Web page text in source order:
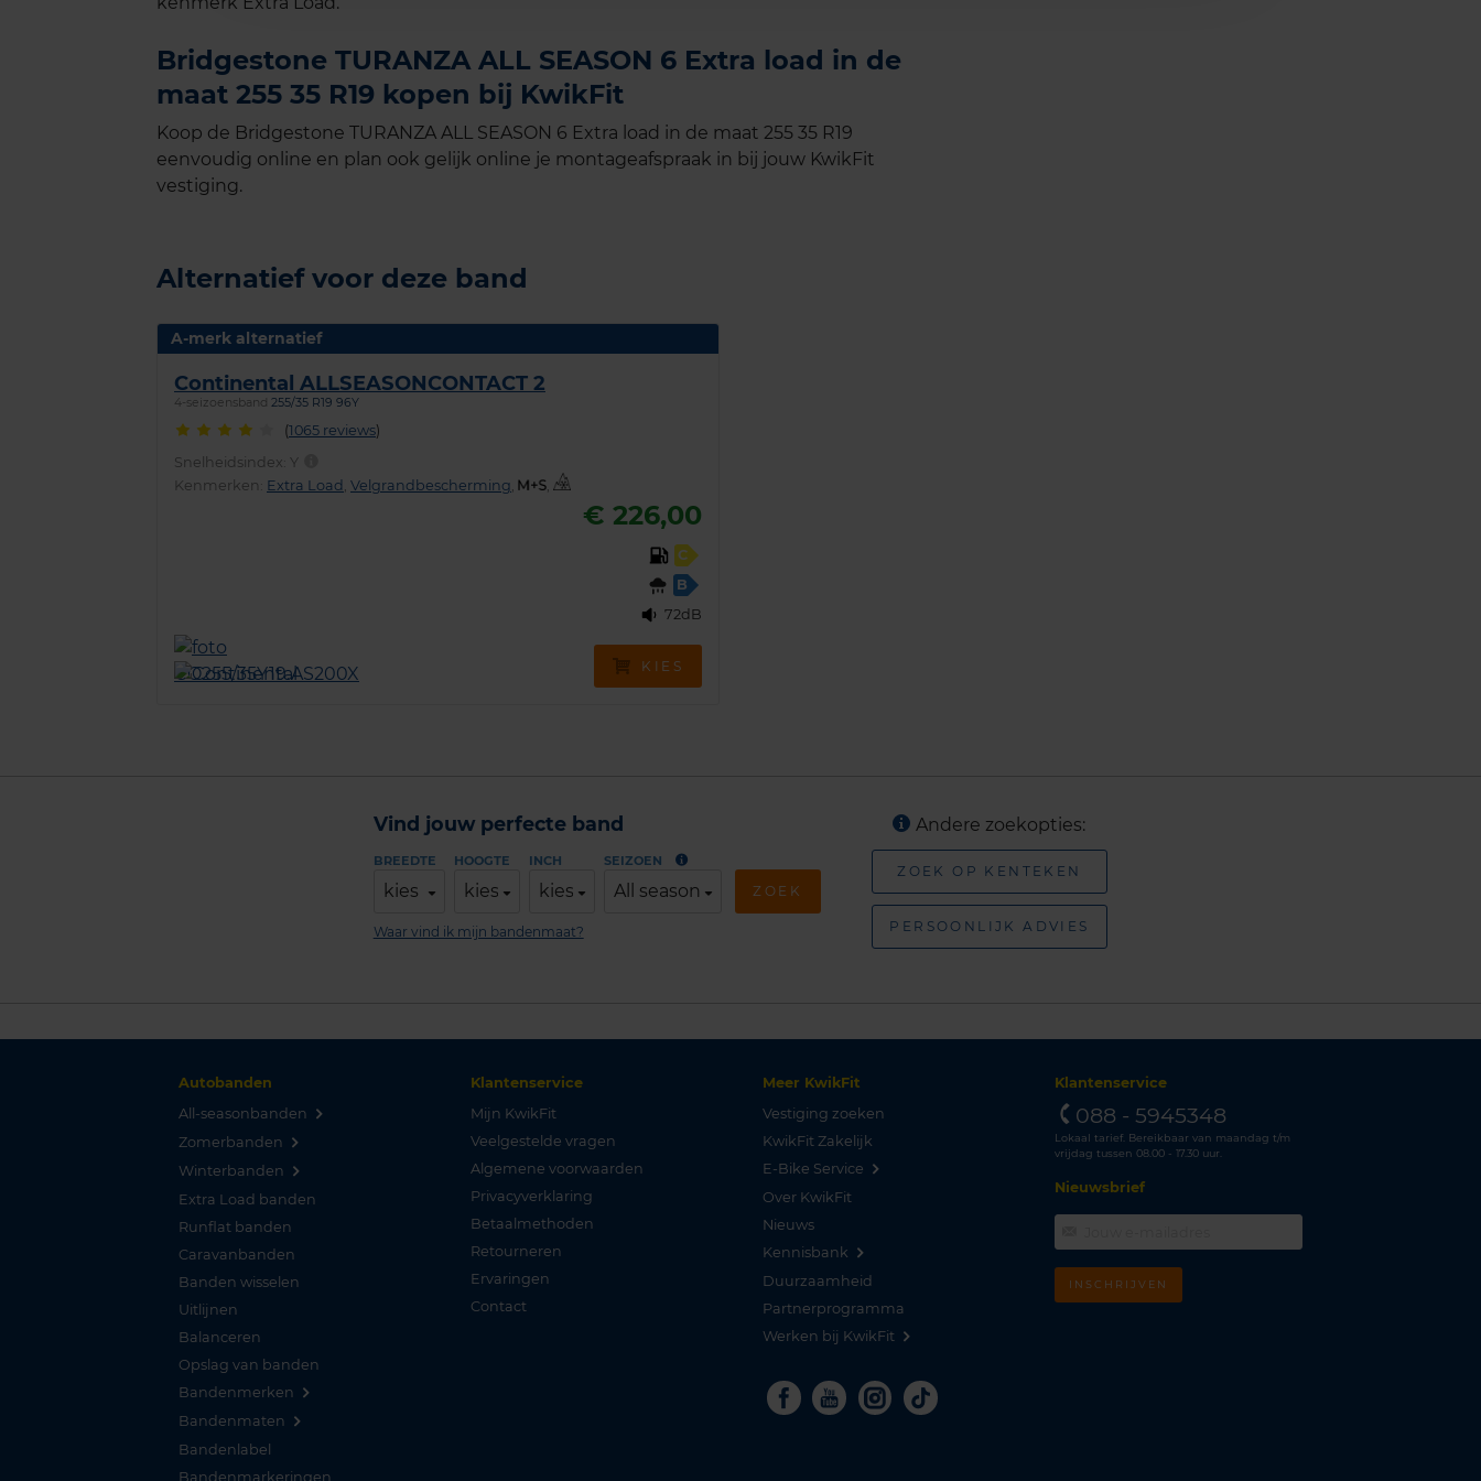
Bridgestone TURANZA ALL SEASON 6 Extra load in de
maat 255 35 R19 kopen bij KwikFit
Koop de Bridgestone TURANZA ALL SEASON 6 Extra load in de maat 255 35 R19
eenvoudig online en plan ook gelijk online je montageafspraak in bij jouw KwikFit
vestiging.
Alternatief voor deze band
A-merk alternatief
Continental ALLSEASONCONTACT 2
4-seizoensband 255/35 R19 96Y
(1065 reviews)
Snelheidsindex: Y
Kenmerken: Extra Load Velgrandbescherming ,
€ 226,00
C
B
72dB
KIES
Vind jouw perfecte band
BREEDTE
kies
HOOGTE
kies
INCH
kies
SEIZOEN
All season ZOEK
Waar vind ik mijn bandenmaat?
Andere zoekopties:
ZOEK OP KENTEKEN
PERSOONLIJK ADVIES
Autobanden
All-seasonbanden
Zomerbanden
Winterbanden
Extra Load banden
Runflat banden
Caravanbanden
Banden wisselen
Uitlijnen
Balanceren
Opslag van banden
Bandenmerken
Bandenmaten
Bandenlabel
Bandenmarkeringen
Klantenservice
Mijn KwikFit
Veelgestelde vragen
Algemene voorwaarden
Privacyverklaring
Betaalmethoden
Retourneren
Ervaringen
Contact
Meer KwikFit
Vestiging zoeken
KwikFit Zakelijk
E-Bike Service
Over KwikFit
Nieuws
Kennisbank
Duurzaamheid
Partnerprogramma
Werken bij KwikFit
Facebook
YoutubeInstagram
Tiktok
Klantenservice
088 - 5945348
Lokaal tarief. Bereikbaar van maandag t/m
vrijdag tussen 08.00 - 17.30 uur.
Nieuwsbrief
INSCHRIJVEN